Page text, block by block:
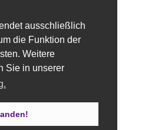
ausschließlich
die Funktion der
Weitere
Sie in unserer